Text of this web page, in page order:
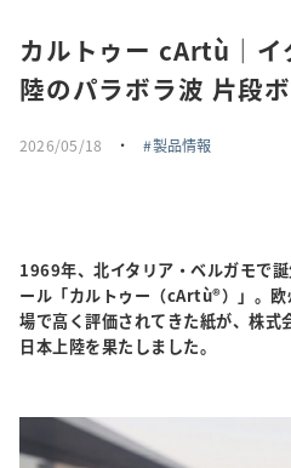
トピックス
お問い合わせ・エントリー
カルトゥー cArtù｜イ
陸のパラボラ波 片段
2026/05/18 ・ 製品情報
1969年、北イタリア・ベルガモで
ール「カルトゥー（cArtù®）」。
場で高く評価されてきた紙が、株式
日本上陸を果たしました。